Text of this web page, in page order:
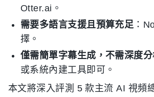
Otter.ai。
需要多語言支援且預算充足：
擇。
僅需簡單字幕生成，不需深度
或系統內建工具即可。
本文將深入評測 5 款主流 AI 視頻